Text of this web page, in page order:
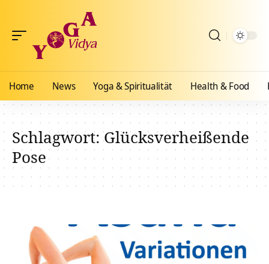
Home News Yoga & Spiritualität Health & Food
Schlagwort:Glücksverheißende
Pose